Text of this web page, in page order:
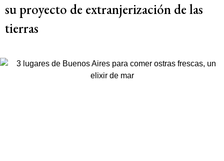
su proyecto de extranjerización de las
tierras